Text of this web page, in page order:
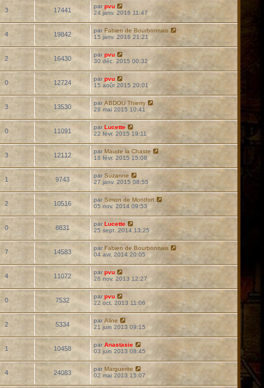
3 17441
par pvu
24 janv. 2016 11:47
4 19842
par Fabien de Bourbonnais
15 janv. 2016 21:21
2 16430
par pvu
30 déc. 2015 00:32
0 12724
par pvu
15 août 2015 20:01
3 13530
par ABDOU Thierry
28 mai 2015 10:41
0 11091
par Lucette
22 févr. 2015 19:11
3 12112
par Maude la Chaste
18 févr. 2015 15:08
1 9743
par Suzanne
27 janv. 2015 08:55
2 10516
par Simon de Montfort
05 nov. 2014 09:53
0 8831
par Lucette
25 sept. 2014 13:25
7 14583
par Fabien de Bourbonnais
04 avr. 2014 20:05
4 11072
par pvu
26 nov. 2013 12:27
0 7532
par pvu
22 oct. 2013 11:06
2 5334
par Aline
21 juin 2013 09:15
1 10458
par Anastasie
03 juin 2013 08:45
4 24083
par Marguerite
02 mai 2013 15:07